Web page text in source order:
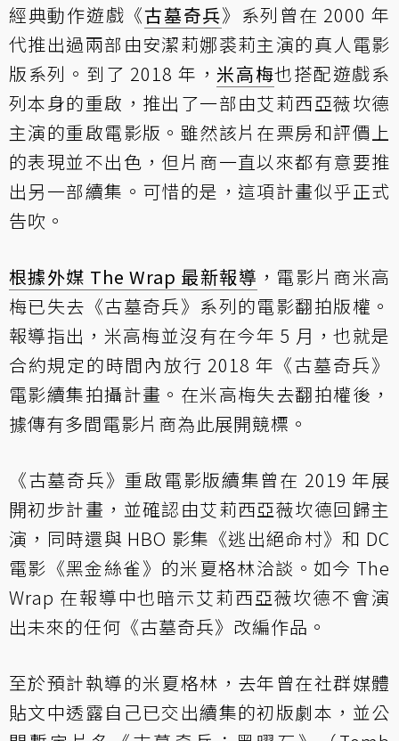
經典動作遊戲《古墓奇兵》系列曾在 2000 年
代推出過兩部由安潔莉娜裘莉主演的真人電影
版系列。到了 2018 年， 米高梅也搭配遊戲系
列本身的重啟，推出了一部由艾莉西亞薇坎德
主演的重啟電影版。雖然該片在票房和評價上
的表現並不出色，但片商一直以來都有意要推
出另一部續集。可惜的是，這項計畫似乎正式
告吹。
根據外媒 The Wrap 最新報導 ，電影片商米高
梅已失去《古墓奇兵》系列的電影翻拍版權。
報導指出，米高梅並沒有在今年 5 月，也就是
合約規定的時間內放行 2018 年《古墓奇兵》
電影續集拍攝計畫。在米高梅失去翻拍權後，
據傳有多間電影片商為此展開競標。
《古墓奇兵》重啟電影版續集曾在 2019 年展
開初步計畫，並確認由艾莉西亞薇坎德回歸主
演，同時還與 HBO 影集《逃出絕命村》和 DC
電影《黑金絲雀》的米夏格林洽談。如今 The
Wrap 在報導中也暗示艾莉西亞薇坎德不會演
出未來的任何《古墓奇兵》改編作品。
至於預計執導的米夏格林，去年曾在社群媒體
貼文中透露自己已交出續集的初版劇本，並公